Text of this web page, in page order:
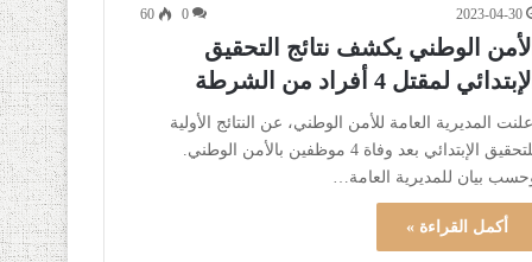
2023-04-30
0
60
الأمن الوطني يكشف نتائج التحقيق
الإبتدائي لمقتل 4 أفراد من الشرطة
أعلنت المديرية العامة للأمن الوطني، عن النتائج الأولية
للتحقيق الإبتدائي بعد وفاة 4 موظفين بالأمن الوطني.
بيان للمديرية العامة…
أكمل القراءة »